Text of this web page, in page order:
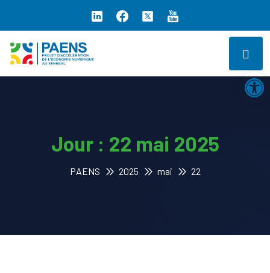
Jour : 22 mai 2025
PAENS 2025 mai 22